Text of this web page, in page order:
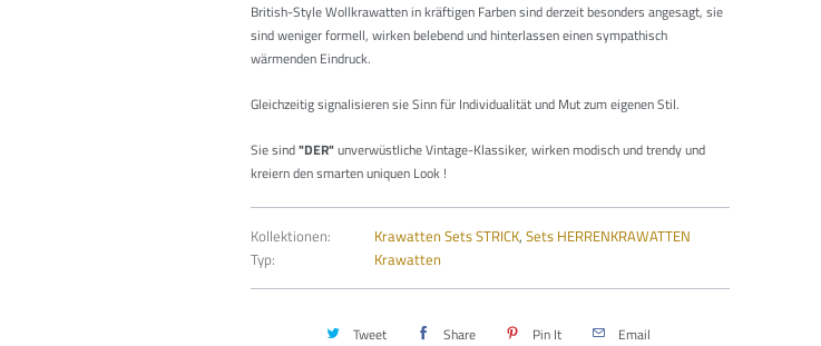
British-Style Wollkrawatten in kräftigen Farben sind derzeit besonders angesagt, sie
sind weniger formell, wirken belebend und hinterlassen einen sympathisch
wärmenden Eindruck.
Gleichzeitig signalisieren sie Sinn für Individualität und Mut zum eigenen Stil.
Sie sind"DER"unverwüstliche Vintage-Klassiker, wirken modisch und trendy und
kreiern den smarten uniquen Look !
Kollektionen: Krawatten Sets STRICK, Sets HERRENKRAWATTEN
Typ:
Krawatten
Tweet Share Pin It Email